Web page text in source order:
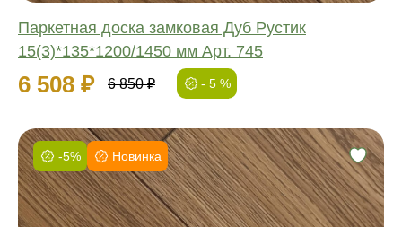
Паркетная доска замковая Дуб Рустик
15(3)*135*1200/1450 мм Арт. 745
6 508 ₽ 6 850 ₽ - 5 %
-5% Новинка
Фаска:
Соединение:
Обработка: